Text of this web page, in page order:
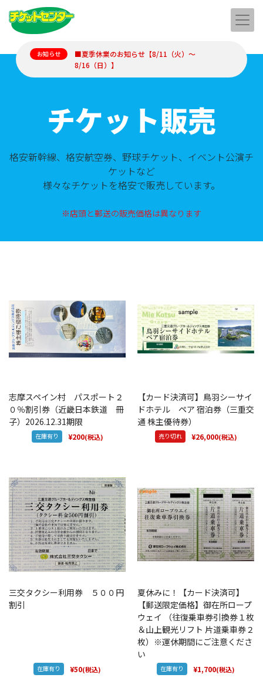
お知らせ
■夏季休業のお知らせ【8/11（火）～
8/16（日）】
チケット販売
格安新幹線、格安航空券、野球チケット、イベント公演チ
ケットなど
様々なチケットを格安で販売しています。
※店頭と郵送の販売価格は異なります
志摩スペイン村 パスポート２
０％割引券（近畿日本鉄道 冊
子）2026.12.31期限
在庫有り ¥200(税込)
【カード決済可】鳥羽シーサイ
ドホテル ペア 宿泊券（三重交
通 株主優待券）
売り切れ ¥26,000(税込)
三交タクシー利用券 ５００円
割引
在庫有り ¥50(税込)
夏休みに！【カード決済可】
【郵送限定価格】御在所ロープ
ウェイ （往復乗車券引換券１枚
＆山上観光リフト 片道乗車券２
枚）※運休期間にご注意くださ
い
在庫有り ¥1,700(税込)